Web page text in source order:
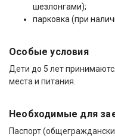
шезлонгами);
парковка (при
Особые условия
Дети до 5 лет
места и питания.
Необходимые для
Паспорт